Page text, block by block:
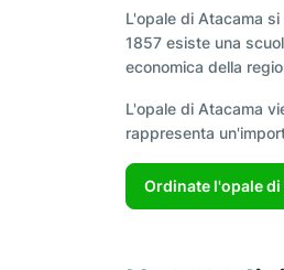
L'opale di Atacama
1857 esiste una
economica della
L'opale di Atacama
rappresenta
Ordinate l'opale